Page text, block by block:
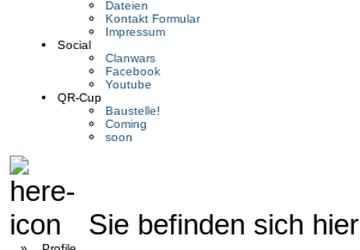
Dateien
Kontakt Formular
Impressum
Social
Clanwars
Facebook
Youtube
QR-Cup
Baustelle!
Coming
soon
Sie befinden sich hier